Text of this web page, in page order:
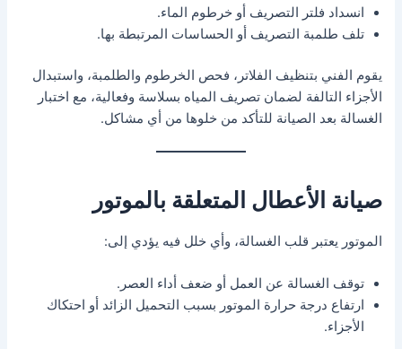
انسداد فلتر التصريف أو خرطوم الماء.
تلف طلمبة التصريف أو الحساسات المرتبطة بها.
يقوم الفني بتنظيف الفلاتر، فحص الخرطوم والطلمبة، واستبدال
الأجزاء التالفة لضمان تصريف المياه بسلاسة وفعالية، مع اختبار
الغسالة بعد الصيانة للتأكد من خلوها من أي مشاكل.
صيانة الأعطال المتعلقة بالموتور
الموتور يعتبر قلب الغسالة، وأي خلل فيه يؤدي إلى:
توقف الغسالة عن العمل أو ضعف أداء العصر.
ارتفاع درجة حرارة الموتور بسبب التحميل الزائد أو احتكاك
الأجزاء.